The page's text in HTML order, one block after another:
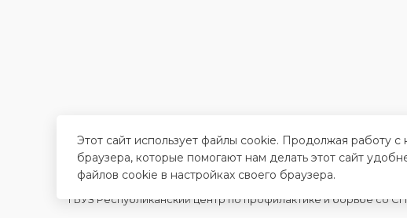
ГБУЗ Республиканский центр по профилактике и борьбе со
Этот сайт использует файлы cookie. Продолжая работу
браузера, которые помогают нам делать этот сайт
файлов cookie в настройках своего браузера.